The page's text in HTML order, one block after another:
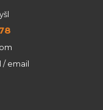
email